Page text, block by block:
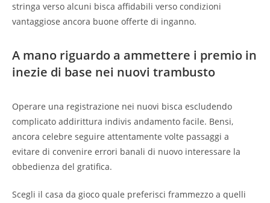
stringa verso alcuni bisca affidabili verso condizioni
vantaggiose ancora buone offerte di inganno.
A mano riguardo a ammettere i premio in
inezie di base nei nuovi trambusto
Operare una registrazione nei nuovi bisca escludendo
complicato addirittura indivis andamento facile. Bensi,
ancora celebre seguire attentamente volte passaggi a
evitare di convenire errori banali di nuovo interessare la
obbedienza del gratifica.
Scegli il casa da gioco quale preferisci frammezzo a quelli